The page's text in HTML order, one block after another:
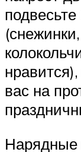
вас на
Нарядные